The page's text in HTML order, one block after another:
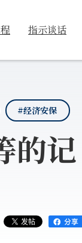
指示谈话
#经济安保
的记